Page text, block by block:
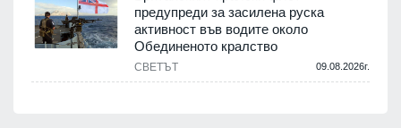
предупреди за засилена руска
активност във водите около
Обединеното кралство
СВЕТЪТ 09.08.2026г.